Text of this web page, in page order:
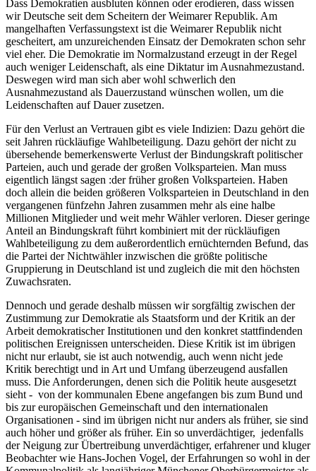
Dass Demokratien ausbluten können oder erodieren, dass wissen
wir Deutsche seit dem Scheitern der Weimarer Republik. Am
mangelhaften Verfassungstext ist die Weimarer Republik nicht
gescheitert, am unzureichenden Einsatz der Demokraten schon sehr
viel eher. Die Demokratie im Normalzustand erzeugt in der Regel
auch weniger Leidenschaft, als eine Diktatur im Ausnahmezustand.
Deswegen wird man sich aber wohl schwerlich den
Ausnahmezustand als Dauerzustand wünschen wollen, um die
Leidenschaften auf Dauer zusetzen.
Für den Verlust an Vertrauen gibt es viele Indizien: Dazu gehört die
seit Jahren rückläufige Wahlbeteiligung. Dazu gehört der nicht zu
übersehende bemerkenswerte Verlust der Bindungskraft politischer
Parteien, auch und gerade der großen Volksparteien. Man muss
eigentlich längst sagen :der früher großen Volksparteien. Haben
doch allein die beiden größeren Volksparteien in Deutschland in den
vergangenen fünfzehn Jahren zusammen mehr als eine halbe
Millionen Mitglieder und weit mehr Wähler verloren. Dieser geringe
Anteil an Bindungskraft führt kombiniert mit der rückläufigen
Wahlbeteiligung zu dem außerordentlich ernüchternden Befund, das
die Partei der Nichtwähler inzwischen die größte politische
Gruppierung in Deutschland ist und zugleich die mit den höchsten
Zuwachsraten.
Dennoch und gerade deshalb müssen wir sorgfältig zwischen der
Zustimmung zur Demokratie als Staatsform und der Kritik an der
Arbeit demokratischer Institutionen und den konkret stattfindenden
politischen Ereignissen unterscheiden. Diese Kritik ist im übrigen
nicht nur erlaubt, sie ist auch notwendig, auch wenn nicht jede
Kritik berechtigt und in Art und Umfang überzeugend ausfallen
muss. Die Anforderungen, denen sich die Politik heute ausgesetzt
sieht - von der kommunalen Ebene angefangen bis zum Bund und
bis zur europäischen Gemeinschaft und den internationalen
Organisationen - sind im übrigen nicht nur anders als früher, sie sind
auch höher und größer als früher. Ein so unverdächtiger, jedenfalls
der Neigung zur Übertreibung unverdächtiger, erfahrener und kluger
Beobachter wie Hans-Jochen Vogel, der Erfahrungen so wohl in der